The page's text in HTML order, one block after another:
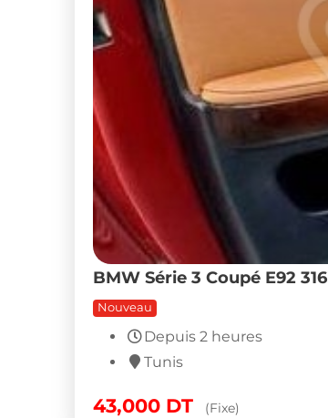
BMW Série 3 Coupé E92
Nouveau
Depuis 2 heures
Tunis
43,000 DT (Fixe)